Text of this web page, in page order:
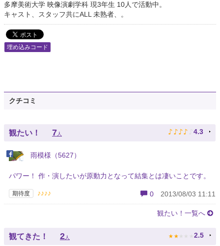
多摩美術大学 映像演劇学科 現3年生 10人で活動中。
キャスト、スタッフ共にALL 未熟者、。
埋め込みコード
クチコミ
観たい！ 7人 ♪ ♪ ♪ ♪ ♪ 4.3
雨模様（5627）
パワー！ 作・演したいが原動力となって結集とは凄いことです。
期待度 ♪♪♪♪ 0 2013/08/03 11:11
観たい！一覧へ
観てきた！ 2人 ★ ★ ★ ★ ★ 2.5